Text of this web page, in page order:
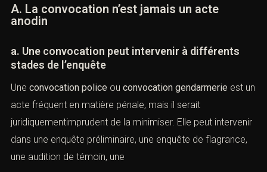
A. La convocation n’est jamais un acte
anodin
a. Une convocation peut intervenir à différents
stades de l’enquête
Une convocation police ou convocation gendarmerie est
un acte fréquent en matière pénale, mais il serait
juridiquementimprudent de la minimiser. Elle peut
intervenir dans une enquête préliminaire, une enquête de
flagrance, une audition de témoin, une